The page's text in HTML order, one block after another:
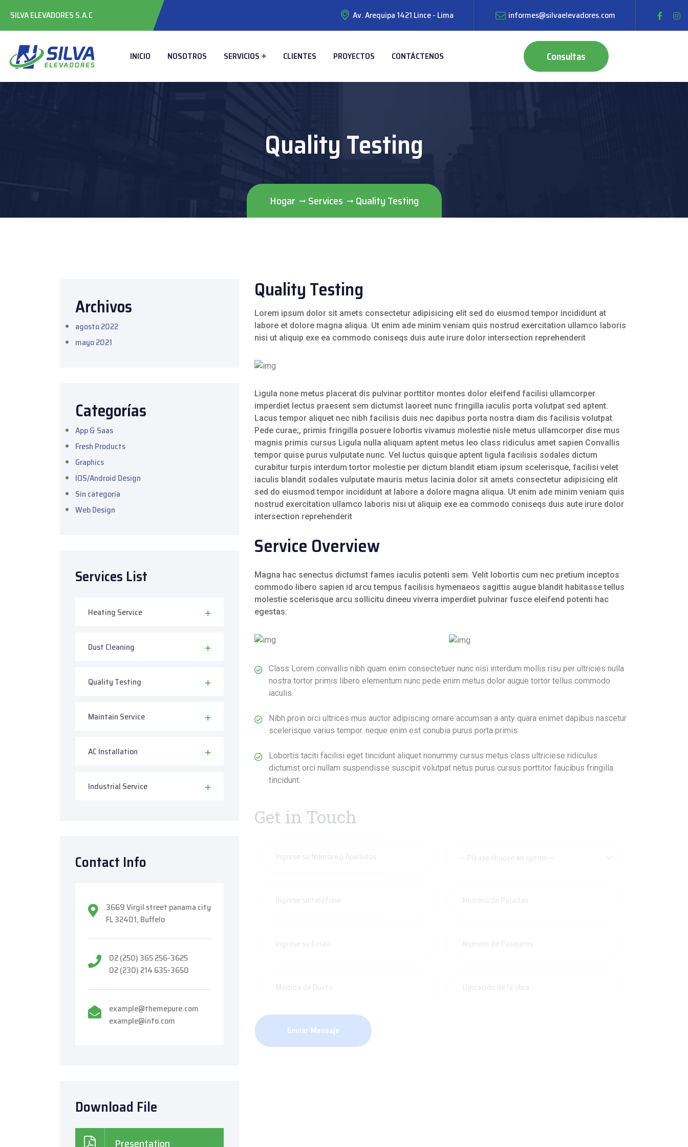
SILVA ELEVADORES S.A.C Av. Arequipa 1421 Lince - Lima informes@silvaelevadores.com
INICIO NOSOTROS SERVICIOS CLIENTES PROYECTOS CONTÁCTENOS Consultas
Quality Testing
Hogar Services Quality Testing
Archivos
agosto 2022
mayo 2021
Categorías
App & Saas
Fresh Products
Graphics
IOS/Android Design
Sin categoría
Web Design
Services List
Heating Service
Dust Cleaning
Quality Testing
Maintain Service
AC Installation
Industrial Service
Contact Info
3669 Virgil street panama city
FL 32401, Buffelo
02 (250) 365 256-3625
02 (230) 214 635-3650
example@themepure.com
example@info.com
Download File
Presentation
Quality Testing
Lorem ipsum dolor sit amets consectetur adipisicing elit sed do eiusmod tempor incididunt at
labore et dolore magna aliqua. Ut enim ade minim veniam quis nostrud exercitation ullamco laboris
nisi ut aliquip exe ea commodo coniseqs duis aute irure dolor intersection reprehenderit
Ligula none metus placerat dis pulvinar porttitor montes dolor eleifend facilisi ullamcorper
imperdiet lectus praesent sem dictumst laoreet nunc fringilla iaculis porta volutpat sed aptent.
Lacus tempor aliquet nec nibh facilisis duis nec dapibus porta nostra diam dis facilisis volutpat.
Pede curae;, primis fringilla posuere lobortis vivamus molestie nisle metus ullamcorper dise mus
magnis primis cursus Ligula nulla aliquam aptent metus leo class ridiculus amet sapien Convallis
tempor quise purus vulputate nunc. Vel luctus quisque aptent ligula facilisis sodales dictum
curabitur turpis interdum tortor molestie per dictum blandit etiam ipsum scelerisque, facilisi velet
iaculis blandit sodales vulputate mauris metus lacinia.dolor sit amets consectetur adipisicing elit
sed do eiusmod tempor incididunt at labore a dolore magna aliqua. Ut enim ade minim veniam quis
nostrud exercitation ullamco laboris nisi ut aliquip exe ea commodo coniseqs duis aute irure dolor
intersection reprehenderit
Service Overview
Magna hac senectus dictumst fames iaculis potenti sem. Velit lobortis cum nec pretium inceptos
commodo libero sapien id arcu tempus facilisis hymenaeos sagittis augue blandit habitasse tellus
molestie scelerisque arcu sollicitu dineeu viverra imperdiet pulvinar fusce eleifend potenti hac
egestas.
Class Lorem convallis nibh quam enim consectetuer nunc nisi interdum mollis risu per ultricies nulla
nostra tortor primis libero elementum nunc pede enim metus dolor augue tortor tellus commodo
iaculis.
Nibh proin orci ultrices mus auctor adipiscing ornare accumsan a anty quara enimet dapibus nascetur
scelerisque varius tempor. neque enim est conubia purus porta primis
Lobortis taciti facilisi eget tincidunt aliquet nonummy cursus metus class ultriciese ridiculus
dictumst orci nullam suspendisse suscipit volutpat netus purus cursus porttitor faucibus fringilla
tincidunt.
Get in Touch